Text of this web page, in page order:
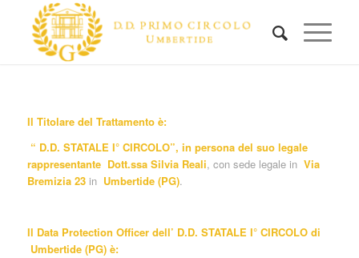
Il Titolare del Trattamento è:
“ D.D. STATALE I° CIRCOLO”, in persona del suo legale
rappresentante Dott.ssa Silvia Reali, con sede legale in Via
Bremizia 23in Umbertide (PG).
Il Data Protection Officer dell’ D.D. STATALE I° CIRCOLO di
Umbertide (PG) è: